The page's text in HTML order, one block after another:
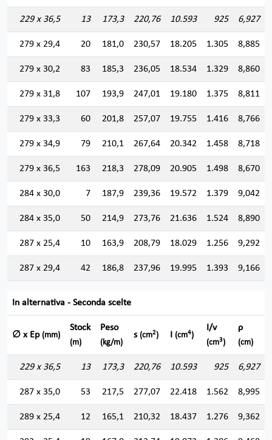
229 x 36,5 13 173,3 220,76 10.593 925 6,927
279 x 29,4 20 181,0 230,57 18.205 1.305 8,885
279 x 30,2 83 185,3 236,05 18.534 1.329 8,860
279 x 31,8 107 193,9 247,01 19.180 1.375 8,811
279 x 33,3 60 201,8 257,07 19.755 1.416 8,766
279 x 34,9 79 210,1 267,64 20.342 1.458 8,718
279 x 36,5 163 218,3 278,09 20.905 1.498 8,670
284 x 30,0 7 187,9 239,36 19.572 1.379 9,042
284 x 35,0 50 214,9 273,76 21.636 1.524 8,890
287 x 25,4 10 163,9 208,79 18.029 1.256 9,292
287 x 29,4 42 186,8 237,96 19.995 1.393 9,166
In alternativa - Seconda scelte
∅ x Ep (mm)
Stock
(m)
Peso
(kg/m)
s (cm2) I (cm4)
I/v
(cm3)
ρ
(cm)
229 x 36,5 13 173,3 220,76 10.593 925 6,927
287 x 35,0 53 217,5 277,07 22.418 1.562 8,995
289 x 25,4 12 165,1 210,32 18.437 1.276 9,362